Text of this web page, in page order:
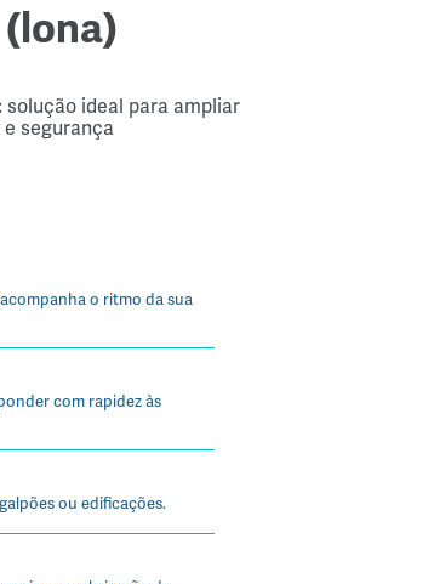
solução ideal para ampliar
segurança
o ritmo da sua
com rapidez às
ou edificações.